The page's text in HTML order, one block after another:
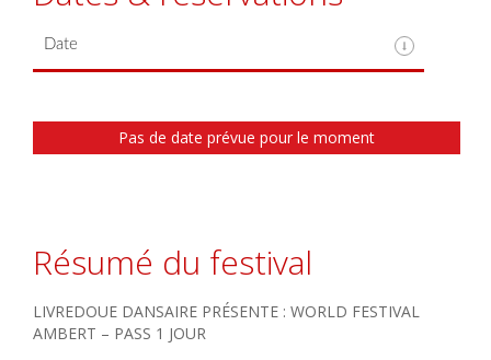
Pas de date prévue pour le moment
Résumé du festival
LIVREDOUE DANSAIRE PRÉSENTE : WORLD FESTIVAL
AMBERT – PASS 1 JOUR